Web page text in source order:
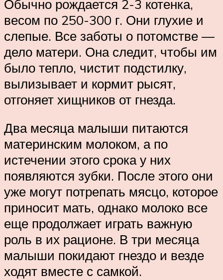
Обычно рождается 2-3 котенка,
весом по 250-300 г. Они глухие и
слепые. Все заботы о потомстве —
дело матери. Она следит, чтобы им
было тепло, чистит подстилку,
вылизывает и кормит рысят,
отгоняет хищников от гнезда.
Два месяца малыши питаются
материнским молоком, а по
истечении этого срока у них
появляются зубки. После этого они
уже могут потрепать мясцо, которое
приносит мать, однако молоко все
еще продолжает играть важную
роль в их рационе. В три месяца
малыши покидают гнездо и везде
ходят вместе с самкой.